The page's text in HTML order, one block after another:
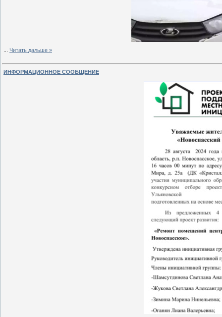
Читать дальше »
ИНФОРМАЦИОННОЕ СООБЩЕНИЕ